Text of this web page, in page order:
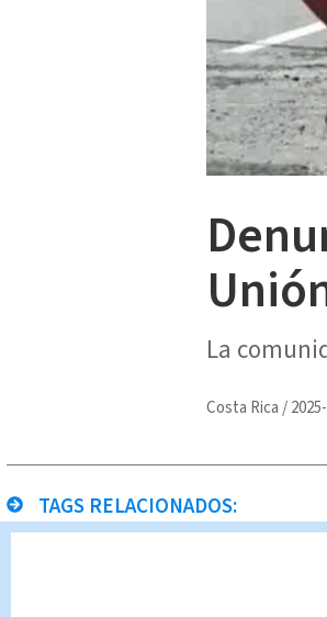
La
Costa Rica /
TAGS RELACIONADOS: